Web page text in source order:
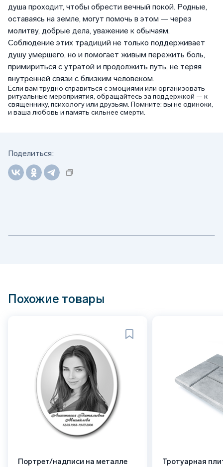
Поделиться:
душа проходит, чтобы обрести вечный покой. Родные,
оставаясь на земле, могут помочь в этом — через
молитву, добрые дела, уважение к обычаям.
Соблюдение этих традиций не только поддерживает
душу умершего, но и помогает живым пережить боль,
примириться с утратой и продолжить путь, не теряя
внутренней связи с близким человеком.
Если вам трудно справиться с эмоциями или организовать
ритуальные мероприятия, обращайтесь за поддержкой — к
священнику, психологу или друзьям. Помните: вы не одиноки,
и ваша любовь и память сильнее смерти.
Похожие товары
Портрет/надписи на металле
Тротуарная